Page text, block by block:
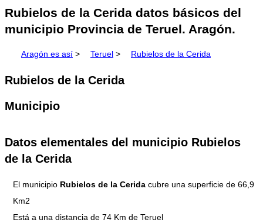
Rubielos de la Cerida datos básicos del
municipio Provincia de Teruel. Aragón.
Aragón es así > Teruel > Rubielos de la Cerida
Rubielos de la Cerida
Municipio
Datos elementales del municipio Rubielos
de la Cerida
El municipio Rubielos de la Cerida cubre una superficie de 66,9
Km2
Está a una distancia de 74 Km de Teruel